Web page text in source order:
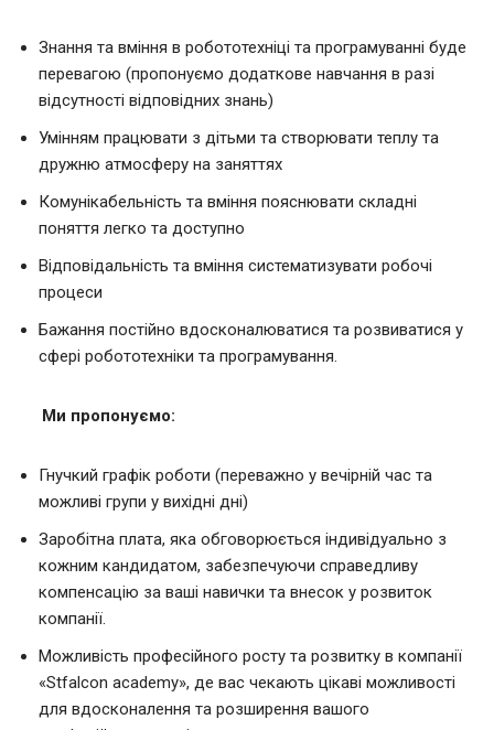
Знання та вміння в робототехніці та програмуванні буде
перевагою (пропонуємо додаткове навчання в разі
відсутності відповідних знань)
Умінням працювати з дітьми та створювати теплу та
дружню атмосферу на заняттях
Комунікабельність та вміння пояснювати складні
поняття легко та доступно
Відповідальність та вміння систематизувати робочі
процеси
Бажання постійно вдосконалюватися та розвиватися у
сфері робототехніки та програмування.
Ми пропонуємо:
Гнучкий графік роботи (переважно у вечірній час та
можливі групи у вихідні дні)
Заробітна плата, яка обговорюється індивідуально з
кожним кандидатом, забезпечуючи справедливу
компенсацію за ваші навички та внесок у розвиток
компанії.
Можливість професійного росту та розвитку в компанії
«Stfalcon academy», де вас чекають цікаві можливості
для вдосконалення та розширення вашого